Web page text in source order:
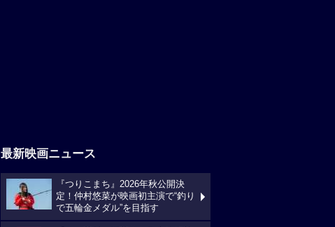
最新映画ニュース
『つりこまち』2026年秋公開決
定！仲村悠菜が映画初主演で“釣り
で五輪金メダル”を目指す